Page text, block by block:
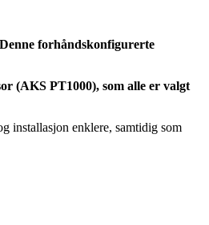
forhåndskonfigurerte
(AKS PT1000), som alle er valgt
installasjon enklere, samtidig som